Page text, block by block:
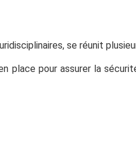
se réunit
place pour assurer la